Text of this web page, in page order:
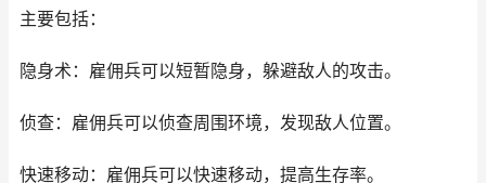
主要包括：
隐身术：雇佣兵可以短暂隐身，躲避敌人的攻击。
侦查：雇佣兵可以侦查周围环境，发现敌人位置。
快速移动：雇佣兵可以快速移动，提高生存率。